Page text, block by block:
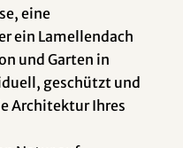
eine
ein Lamellendach
und Garten in
geschützt und
Architektur Ihres